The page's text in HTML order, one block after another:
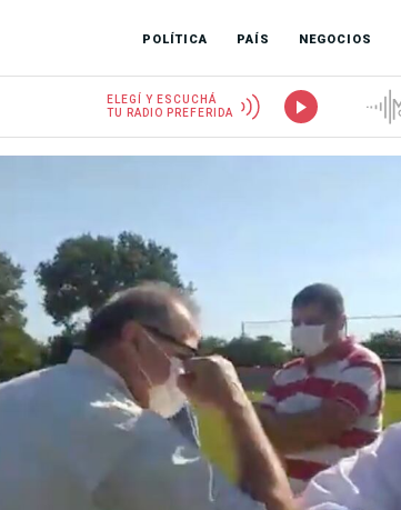
POLÍTICA PAÍS NEGOCIOS
ELEGÍ Y ESCUCHÁ
TU RADIO PREFERIDA